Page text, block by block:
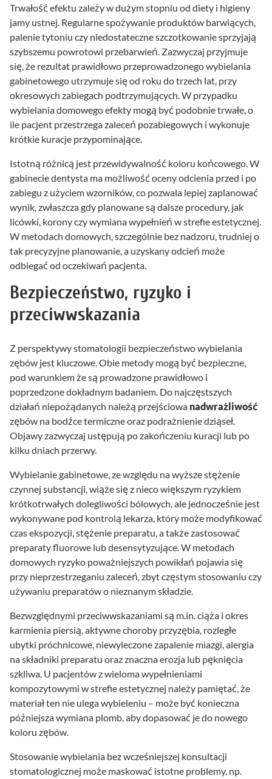
Trwałość efektu zależy w dużym stopniu od diety i higieny
jamy ustnej. Regularne spożywanie produktów barwiących,
palenie tytoniu czy niedostateczne szczotkowanie sprzyjają
szybszemu powrotowi przebarwień. Zazwyczaj przyjmuje
się, że rezultat prawidłowo przeprowadzonego wybielania
gabinetowego utrzymuje się od roku do trzech lat, przy
okresowych zabiegach podtrzymujących. W przypadku
wybielania domowego efekty mogą być podobnie trwałe, o
ile pacjent przestrzega zaleceń pozabiegowych i wykonuje
krótkie kuracje przypominające.
Istotną różnicą jest przewidywalność koloru końcowego. W
gabinecie dentysta ma możliwość oceny odcienia przed i po
zabiegu z użyciem wzorników, co pozwala lepiej zaplanować
wynik, zwłaszcza gdy planowane są dalsze procedury, jak
licówki, korony czy wymiana wypełnień w strefie estetycznej.
W metodach domowych, szczególnie bez nadzoru, trudniej o
tak precyzyjne planowanie, a uzyskany odcień może
odbiegać od oczekiwań pacjenta.
Bezpieczeństwo, ryzyko i
przeciwwskazania
Z perspektywy stomatologii bezpieczeństwo wybielania
zębów jest kluczowe. Obie metody mogą być bezpieczne,
pod warunkiem że są prowadzone prawidłowo i
poprzedzone dokładnym badaniem. Do najczęstszych
działań niepożądanych należą przejściowa nadwrażliwość
zębów na bodźce termiczne oraz podrażnienie dziąseł.
Objawy zazwyczaj ustępują po zakończeniu kuracji lub po
kilku dniach przerwy.
Wybielanie gabinetowe, ze względu na wyższe stężenie
czynnej substancji, wiąże się z nieco większym ryzykiem
krótkotrwałych dolegliwości bólowych, ale jednocześnie jest
wykonywane pod kontrolą lekarza, który może modyfikować
czas ekspozycji, stężenie preparatu, a także zastosować
preparaty fluorowe lub desensytyzujące. W metodach
domowych ryzyko poważniejszych powikłań pojawia się
przy nieprzestrzeganiu zaleceń, zbyt częstym stosowaniu czy
używaniu preparatów o nieznanym składzie.
Bezwzględnymi przeciwwskazaniami są m.in. ciąża i okres
karmienia piersią, aktywne choroby przyzębia, rozległe
ubytki próchnicowe, niewyleczone zapalenie miazgi, alergia
na składniki preparatu oraz znaczna erozja lub pęknięcia
szkliwa. U pacjentów z wieloma wypełnieniami
kompozytowymi w strefie estetycznej należy pamiętać, że
materiał ten nie ulega wybieleniu – może być konieczna
późniejsza wymiana plomb, aby dopasować je do nowego
koloru zębów.
Stosowanie wybielania bez wcześniejszej konsultacji
stomatologicznej może maskować istotne problemy, np.